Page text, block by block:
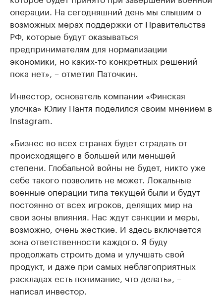
операции. На сегодняшний день мы слышим о
возможных мерах поддержки от Правительства
РФ, которые будут оказываться
предпринимателям для нормализации
экономики, но каких-то конкретных решений
пока нет», – отметил Паточкин.
Инвестор, основатель компании «Финская
улочка» Юлиу Пантя поделился своим мнением в
Instagram.
«Бизнес во всех странах будет страдать от
происходящего в большей или меньшей
степени. Глобальной войны не будет, никто уже
себе такого позволить не может. Локальные
военные операции типа текущей были и будут
постоянно от всех игроков, делящих мир на
свои зоны влияния. Нас ждут санкции и меры,
возможно, очень жесткие. И здесь включается
зона ответственности каждого. Я буду
продолжать строить дома и улучшать свой
продукт, и даже при самых неблагоприятных
раскладах есть понимание, что делать», –
написал инвестор.